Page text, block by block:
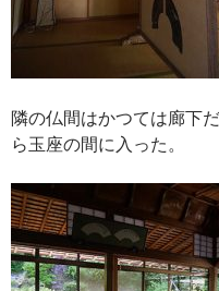
隣の仏間はかつては廊下
ら玉座の間に入った。